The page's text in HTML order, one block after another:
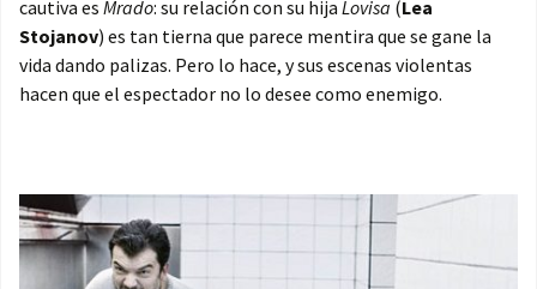
cautiva es Mrado: su relación con su hija Lovisa (Lea
Stojanov) es tan tierna que parece mentira que se gane la
vida dando palizas. Pero lo hace, y sus escenas violentas
hacen que el espectador no lo desee como enemigo.